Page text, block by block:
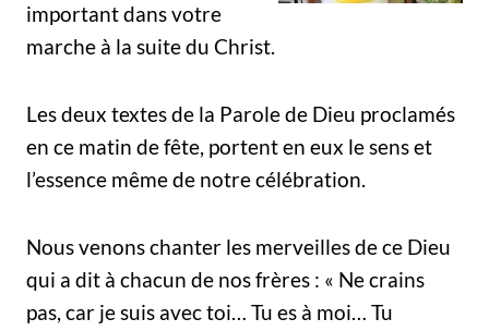
important dans votre
marche à la suite du Christ.
Les deux textes de la Parole de Dieu proclamés
en ce matin de fête, portent en eux le sens et
l’essence même de notre célébration.
Nous venons chanter les merveilles de ce Dieu
qui a dit à chacun de nos frères : « Ne crains
pas, car je suis avec toi… Tu es à moi… Tu